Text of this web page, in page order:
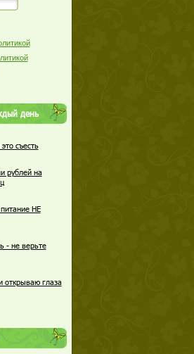
день
съесть
рублей на
НЕ
- не верьте
открываю глаза